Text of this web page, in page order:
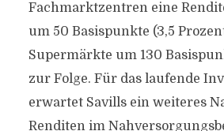
Fachmarktzentren eine
um 50 Basispunkte (3,5
Supermärkte um 130
zur Folge. Für das laufende
erwartet Savills ein weiteres
Renditen im